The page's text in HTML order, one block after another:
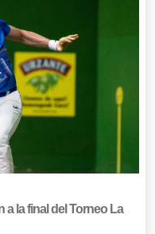
a la final del Torneo La